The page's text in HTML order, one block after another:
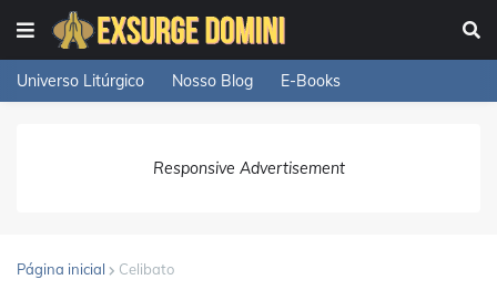
Universo Litúrgico Nosso Blog E-Books
Responsive Advertisement
Página inicial Celibato